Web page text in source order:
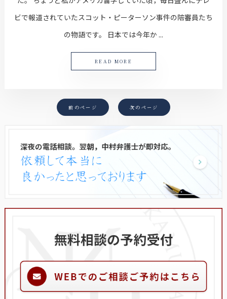
ビで報道されていたスコット・ピーターソン事件の陪審員たち
の物語です。 日本では今年か ...
READ MORE
前のページ 次のページ